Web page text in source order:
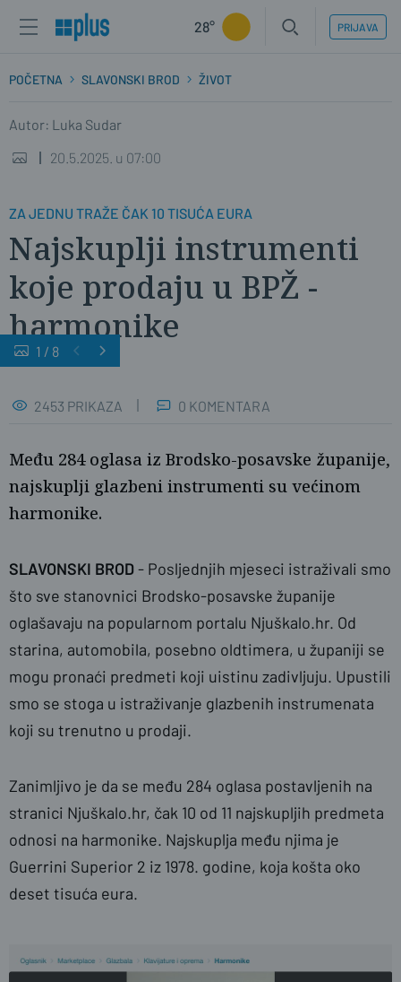
28° PRIJAVA
POČETNA SLAVONSKI BROD ŽIVOT
Autor: Luka Sudar
20.5.2025. u 07:00
ZA JEDNU TRAŽE ČAK 10 TISUĆA EURA
Najskuplji instrumenti
koje prodaju u BPŽ -
harmonike
1 / 8
2453 PRIKAZA 0 KOMENTARA
Među 284 oglasa iz Brodsko-posavske županije,
najskuplji glazbeni instrumenti su većinom
harmonike.
SLAVONSKI BROD- Posljednjih mjeseci istraživali smo
što sve stanovnici Brodsko-posavske županije
oglašavaju na popularnom portalu Njuškalo.hr. Od
starina, automobila, posebno oldtimera, u županiji se
mogu pronaći predmeti koji uistinu zadivljuju. Upustili
smo se stoga u istraživanje glazbenih instrumenata
koji su trenutno u prodaji.
Zanimljivo je da se među 284 oglasa postavljenih na
stranici Njuškalo.hr, čak 10 od 11 najskupljih predmeta
odnosi na harmonike. Najskuplja među njima je
Guerrini Superior 2 iz 1978. godine, koja košta oko
deset tisuća eura.